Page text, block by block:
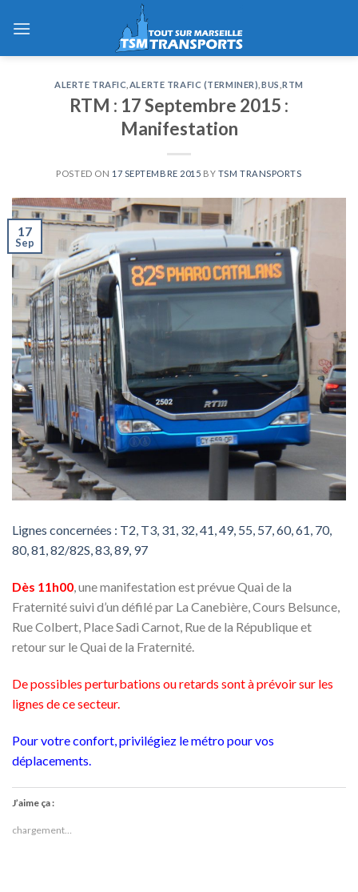
ALERTE TRAFIC ALERTE TRAFIC (TERMINER) BUS ,RTM
RTM : 17 Septembre 2015 :
Manifestation
POSTED ON 17 SEPTEMBRE 2015 BY TSM TRANSPORTS
17
Sep
Lignes concernées : T2, T3, 31, 32, 41, 49, 55, 57, 60, 61, 70,
80, 81, 82/82S, 83, 89, 97
Dès 11h00, une manifestation est prévue Quai de la
Fraternité suivi d’un défilé par La Canebière, Cours Belsunce,
Rue Colbert, Place Sadi Carnot, Rue de la République et
retour sur le Quai de la Fraternité.
De possibles perturbations ou retards sont à prévoir sur les
lignes de ce secteur.
Pour votre confort, privilégiez le métro pour vos
déplacements.
J’aime ça :
chargement…